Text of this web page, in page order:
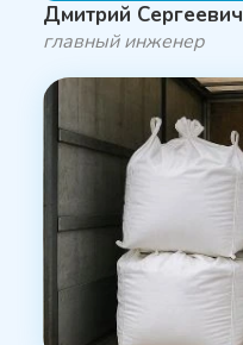
Дмитрий Сергеевич
главный инженер